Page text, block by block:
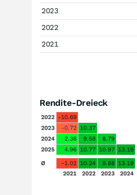
2023
2022
2021
Rendite-Dreieck
2022 -10.69
2023
-0.72
10.37
2024
2.36 9.58
8.79
2025
4.96 10.77 10.97 13.19
Ø
-1.02 10.24 9.88 13.19
2021
2022 2023 2024